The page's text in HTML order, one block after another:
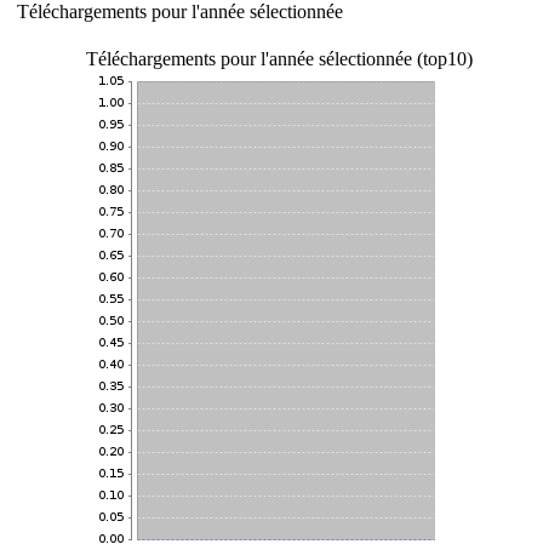
Téléchargements pour l'année sélectionnée
Téléchargements pour l'année sélectionnée (top10)